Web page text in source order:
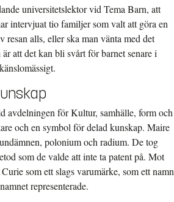
universitetslektor vid Tema Barn, att
intervjuat tio familjer som valt att göra en
resan alls, eller ska man vänta med det
att det kan bli svårt för barnet senare i
avdelningen för Kultur, samhälle, form och
och en symbol för delad kunskap. Maire
polonium och radium. De tog
som de valde att inte ta patent på. Mot
som ett slags varumärke, som ett namn
representerade.